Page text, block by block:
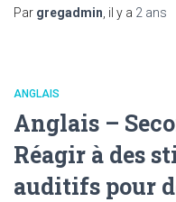
Par gregadmin , il y a 2 ans
ANGLAIS
Anglais –
Réagir à des
auditifs pour